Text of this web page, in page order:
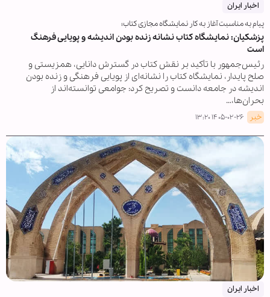
اخبار ایران
پیام به مناسبت آغاز به کار نمایشگاه مجازی کتاب؛
پزشکیان: نمایشگاه کتاب نشانه زنده بودن اندیشه و پویایی فرهنگ
است
رئیس‌جمهور با تأکید بر نقش کتاب در گسترش دانایی، همزیستی و
صلح پایدار، نمایشگاه کتاب را نشانه‌ای از پویایی فرهنگی و زنده بودن
اندیشه در جامعه دانست و تصریح کرد: جوامعی توانسته‌اند از
بحران‌ها،…
خبر ۱۴۰۵-۰۲-۲۶ ۱۳:۲۰
اخبار ایران